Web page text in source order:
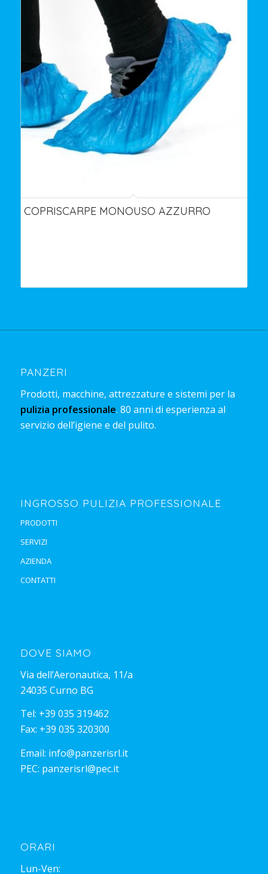
COPRISCARPE MONOUSO AZZURRO
PANZERI
Prodotti, macchine, attrezzature e sistemi per la
pulizia professionale. 80 anni di esperienza al
servizio dell’igiene e del pulito.
INGROSSO PULIZIA PROFESSIONALE
PRODOTTI
SERVIZI
AZIENDA
CONTATTI
DOVE SIAMO
Via dell’Aeronautica, 11/a
24035 Curno BG
Tel: +39 035 319462
Fax: +39 035 320300
Email: info@panzerisrl.it
PEC: panzerisrl@pec.it
ORARI
Lun-Ven: